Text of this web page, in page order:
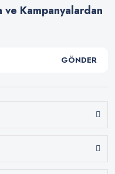
ve Kampanyalardan
GÖNDER